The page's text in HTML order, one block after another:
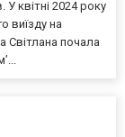
квітні 2024 року
виїзду на
Світлана почала